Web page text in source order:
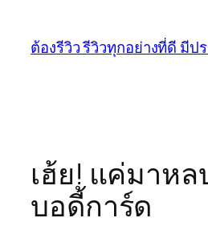
content
ต้องรีวิว รีวิวทุกอย่างที่ดี มีป
เฮ้ย! แค่มาห
บอดี้การ์ด